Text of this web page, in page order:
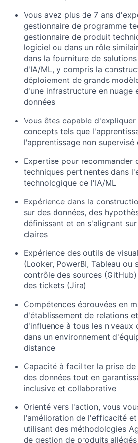
Vous avez plus de 7 ans
gestionnaire de programme
gestionnaire de produit
logiciel ou dans un rôle
dans la fourniture de
d'IA/ML, y compris la
déploiement de grands
d'une infrastructure en nuage
données
Vous êtes capable
concepts tels que
l'apprentissage non supervisé
Expertise pour recommander
techniques pertinentes dans
technologique de l'IA/ML
Expérience dans la
sur des données, des
définissant et en s'alignant
claires
Expérience des outils de
(Looker, PowerBI, Tableau ou
contrôle des sources
des tickets (Jira)
Compétences éprouvées en
d'établissement de relations
d'influence à tous les niveaux
dans un environnement
distance
Capacité à faciliter la prise
des données tout en
inclusive et collaborative
Orienté vers l'action, vous
l'amélioration de l'efficacité
utilisant des méthodologies
de gestion de produits allégés